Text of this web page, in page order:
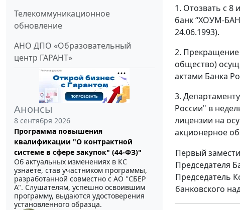
Телекоммуникационное
обновление
АНО ДПО «Образовательный
центр ГАРАНТ»
Анонсы
8 сентября 2026
Программа повышения
квалификации "О контрактной
системе в сфере закупок" (44-ФЗ)"
Об актуальных изменениях в КС
узнаете, став участником программы,
разработанной совместно с АО ''СБЕР
А". Слушателям, успешно освоившим
программу, выдаются удостоверения
установленного образца.
1. Отозвать с 8
банк “ХОУМ-
24.06.1993).
2.
общество)
актами Банка
3.
России" в
лицензии на
акционерное
Первый
Председателя
Председатель
банковского